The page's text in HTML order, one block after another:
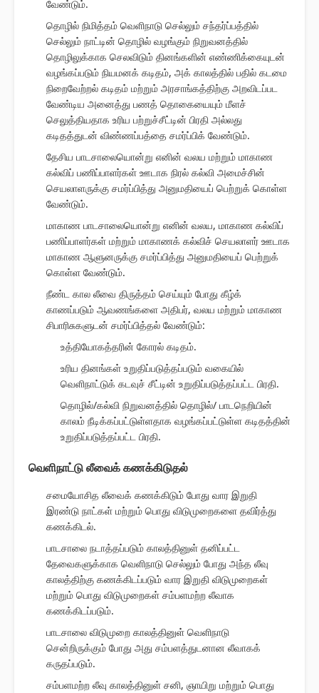
வேண்டும்.
தொழில் நிமித்தம் வெளிநாடு செல்லும் சந்தர்ப்பத்தில்
செல்லும் நாட்டின் தொழில் வழங்கும் நிறுவனத்தில்
தொழிலுக்காக செலவிடும் தினங்களின் எண்ணிக்கையுடன்
வழங்கப்படும் நியமனக் கடிதம், அக் காலத்தில் பதில் கடமை
நிறைவேற்றல் கடிதம் மற்றும் அரசாங்கத்திற்கு அறவிடப்பட
வேண்டிய அனைத்து பணத் தொகையையும் மீளச்
செலுத்தியதாக உரிய பற்றுச்சீட்டின் பிரதி அல்லது
கடிதத்துடன் விண்ணப்பத்தை சமர்ப்பிக் வேண்டும்.
தேசிய பாடசாலையொன்று எனின் வலய மற்றும் மாகாண
கல்விப் பணிப்பாளர்கள் ஊடாக நிரல் கல்வி அமைச்சின்
செயலாளருக்கு சமர்ப்பித்து அனுமதியைப் பெற்றுக் கொள்ள
வேண்டும்.
மாகாண பாடசாலையொன்று எனின் வலய, மாகாண கல்விப்
பணிப்பாளர்கள் மற்றும் மாகாணக் கல்விச் செயலாளர் ஊடாக
மாகாண ஆளுனருக்கு சமர்ப்பித்து அனுமதியைப் பெற்றுக்
கொள்ள வேண்டும்.
நீண்ட கால லீவை திருத்தம் செய்யும் போது கீழ்க்
காணப்படும் ஆவணங்களை அதிபர், வலய மற்றும் மாகாண
சிபாரிசுகளுடன் சமர்ப்பித்தல் வேண்டும்:
உத்தியோகத்தரின் கோரல் கடிதம்.
உரிய தினங்கள் உறுதிப்படுத்தப்படும் வகையில்
வெளிநாட்டுக் கடவுச் சீட்டின் உறுதிப்படுத்தப்பட்ட பிரதி.
தொழில்/கல்வி நிறுவனத்தில் தொழில்/ பாடநெறியின்
காலம் நீடிக்கப்பட்டுள்ளதாக வழங்கப்பட்டுள்ள கடிதத்தின்
உறுதிப்படுத்தப்பட்ட பிரதி.
வெளிநாட்டு லீவைக் கணக்கிடுதல்
சமையோசித லீவைக் கணக்கிடும் போது வார இறுதி
இரண்டு நாட்கள் மற்றும் பொது விடுமுறைகளை தவிர்த்து
கணக்கிடல்.
பாடசாலை நடாத்தப்படும் காலத்தினுள் தனிப்பட்ட
தேவைகளுக்காக வெளிநாடு செல்லும் போது அந்த லீவு
காலத்திற்கு கணக்கிடப்படும் வார இறுதி விடுமுறைகள்
மற்றும் பொது விடுமுறைகள் சம்பளமற்ற லீவாக
கணக்கிடப்படும்.
பாடசாலை விடுமுறை காலத்தினுள் வெளிநாடு
சென்றிருக்கும் போது அது சம்பளத்துடனான லீவாகக்
கருதப்படும்.
சம்பளமற்ற லீவு காலத்தினுள் சனி, ஞாயிறு மற்றும் பொது